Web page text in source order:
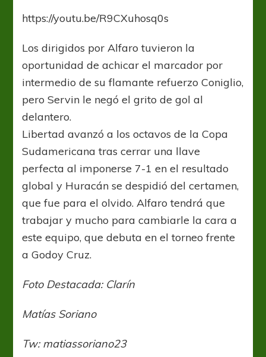
https://youtu.be/R9CXuhosq0s
Los dirigidos por Alfaro tuvieron la
oportunidad de achicar el marcador por
intermedio de su flamante refuerzo Coniglio,
pero Servin le negó el grito de gol al
delantero.
Libertad avanzó a los octavos de la Copa
Sudamericana tras cerrar una llave
perfecta al imponerse 7-1 en el resultado
global y Huracán se despidió del certamen,
que fue para el olvido. Alfaro tendrá que
trabajar y mucho para cambiarle la cara a
este equipo, que debuta en el torneo frente
a Godoy Cruz.
Foto Destacada: Clarín
Matías Soriano
Tw: matiassoriano23